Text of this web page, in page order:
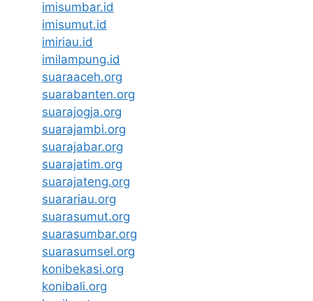
imisumbar.id
imisumut.id
imiriau.id
imilampung.id
suaraaceh.org
suarabanten.org
suarajogja.org
suarajambi.org
suarajabar.org
suarajatim.org
suarajateng.org
suarariau.org
suarasumut.org
suarasumbar.org
suarasumsel.org
konibekasi.org
konibali.org